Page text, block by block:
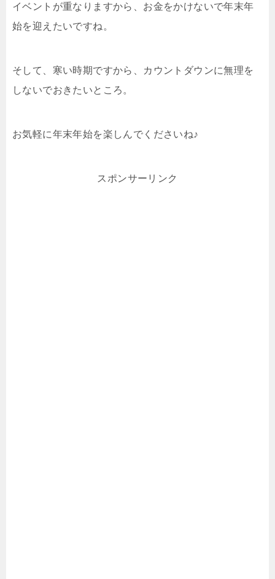
イベントが重なりますから、お金をかけないで年末年
始を迎えたいですね。
そして、寒い時期ですから、カウントダウンに無理を
しないでおきたいところ。
お気軽に年末年始を楽しんでくださいね♪
スポンサーリンク